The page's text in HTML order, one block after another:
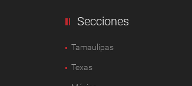
Secciones
Tamaulipas
Texas